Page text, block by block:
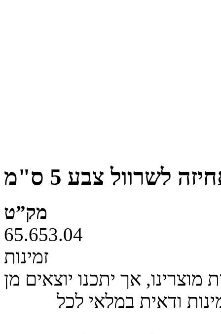
לשרוול צבע 5 ס"מ
מק”ט
65.653.04
זמינות
אך יתכנו יוצאים מן
ודאית במלאי לכל